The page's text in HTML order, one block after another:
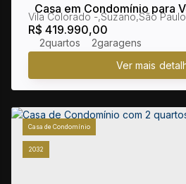
Casa em Condomínio para
SP no bairro Vila
R$ 419.990,00
Vila Colorado ,Suzano,São Paulo
2 2
2032
Casa de Condomínio